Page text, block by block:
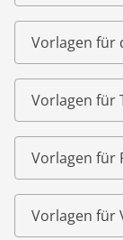
Vorlagen für
Vorlagen für
Vorlagen für
Vorlagen für